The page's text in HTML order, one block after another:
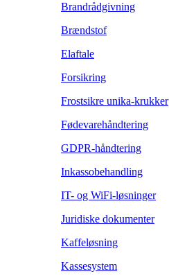
Brandrådgivning
Brændstof
Elaftale
Forsikring
Frostsikre unika-krukker
Fødevarehåndtering
GDPR-håndtering
Inkassobehandling
IT- og WiFi-løsninger
Juridiske dokumenter
Kaffeløsning
Kassesystem